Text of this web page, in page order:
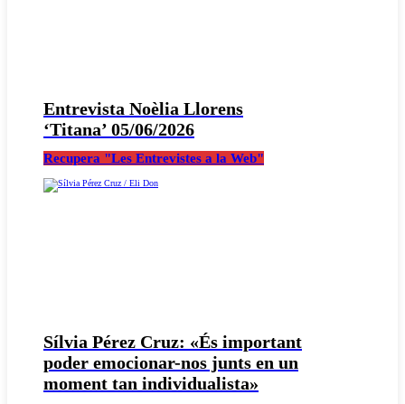
Entrevista Noèlia Llorens
‘Titana’ 05/06/2026
Recupera "Les Entrevistes a la Web"
Sílvia Pérez Cruz: «És important
poder emocionar-nos junts en un
moment tan individualista»